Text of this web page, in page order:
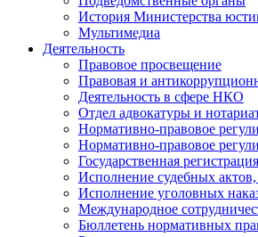
История Министерства
Мультимедиа
Деятельность
Правовое просвещение
Правовая и
Деятельность в сфере НКО
Отдел адвокатуры и
Нормативно-правовое
Нормативно-правовое
Государственная
Исполнение судебных
Исполнение уголовных
Международное
Бюллетень нормативных